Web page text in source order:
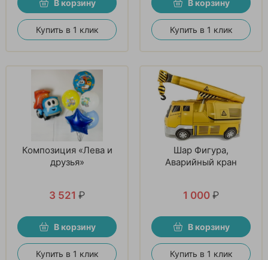
В корзину
Купить в 1 клик
В корзину
Купить в 1 клик
Композиция «Лева и
друзья»
3 521 ₽
В корзину
Купить в 1 клик
Шар Фигура,
Аварийный кран
1 000 ₽
В корзину
Купить в 1 клик